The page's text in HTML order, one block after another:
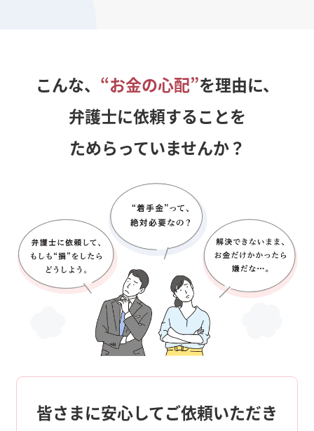
こんな、 “お金の心配”を理由に、
弁護士に依頼することを
ためらっていませんか？
皆さまに安心してご依頼いただき